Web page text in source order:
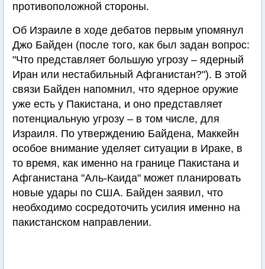
противоположной стороны.
Об Израиле в ходе дебатов первым упомянул
Джо Байден (после того, как был задан вопрос:
"Что представляет большую угрозу – ядерный
Иран или нестабильный Афганистан?"). В этой
связи Байден напомнил, что ядерное оружие
уже есть у Пакистана, и оно представляет
потенциальную угрозу – в том числе, для
Израиля. По утверждению Байдена, Маккейн
особое внимание уделяет ситуации в Ираке, в
то время, как именно на границе Пакистана и
Афганистана "Аль-Каида" может планировать
новые удары по США. Байден заявил, что
необходимо сосредоточить усилия именно на
пакистанском направлении.